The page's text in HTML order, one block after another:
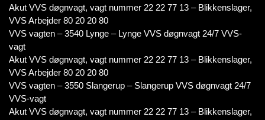
Akut VVS døgnvagt, vagt nummer 22 22 77 13 – Blikkenslager,
VVS Arbejder 80 20 20 80
VVS vagten – 3540 Lynge – Lynge VVS døgnvagt 24/7 VVS-
vagt
Akut VVS døgnvagt, vagt nummer 22 22 77 13 – Blikkenslager,
VVS Arbejder 80 20 20 80
VVS vagten – 3550 Slangerup – Slangerup VVS døgnvagt 24/7
VVS-vagt
Akut VVS døgnvagt, vagt nummer 22 22 77 13 – Blikkenslager,